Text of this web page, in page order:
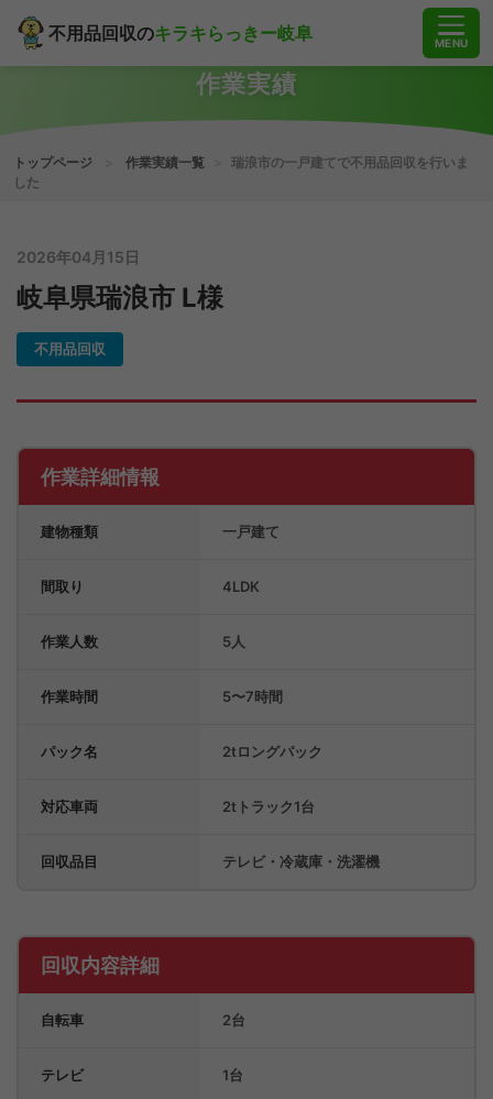
不用品回収のキラキらっきー岐阜 MENU
作業実績
トップページ 作業実績一覧
瑞浪市の一戸建てで不用品回収を行いま
した
2026年04月15日
岐阜県瑞浪市 L様
不用品回収
作業詳細情報
建物種類 一戸建て
間取り 4LDK
作業人数 5人
作業時間 5〜7時間
パック名 2tロングパック
対応車両 2tトラック1台
回収品目 テレビ・冷蔵庫・洗濯機
回収内容詳細
自転車 2台
テレビ 1台